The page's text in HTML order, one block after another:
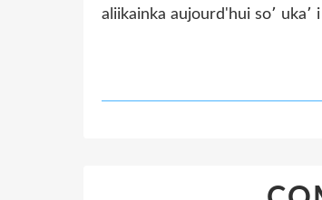
aliikainka aujourd'hui so՚ uka՚